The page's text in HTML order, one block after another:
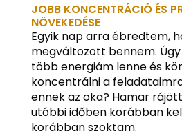
JOBB KONCENTRÁCIÓ ÉS
NÖVEKEDÉSE
Egyik nap arra ébredtem,
megváltozott bennem.
több energiám lenne és
koncentrálni a
ennek az oka? Hamar
utóbbi időben korábban
korábban szoktam.